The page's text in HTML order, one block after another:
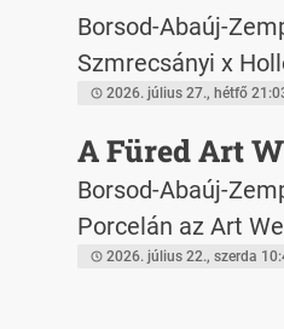
Borsod-Abaúj-
Szmrecsányi x
2026. július 27., hétfő
A Füred Art
Borsod-Abaúj-
Porcelán az Art
2026. július 22., szerda